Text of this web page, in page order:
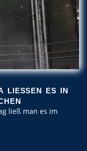
ließen es in
ließ man es im